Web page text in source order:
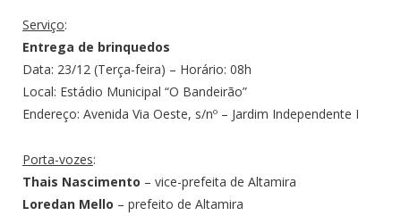
Serviço:
Entrega de brinquedos
Data: 23/12 (Terça-feira) – Horário: 08h
Local: Estádio Municipal “O Bandeirão”
Endereço: Avenida Via Oeste, s/nº – Jardim Independente I
Porta-vozes:
Thais Nascimento – vice-prefeita de Altamira
Loredan Mello – prefeito de Altamira